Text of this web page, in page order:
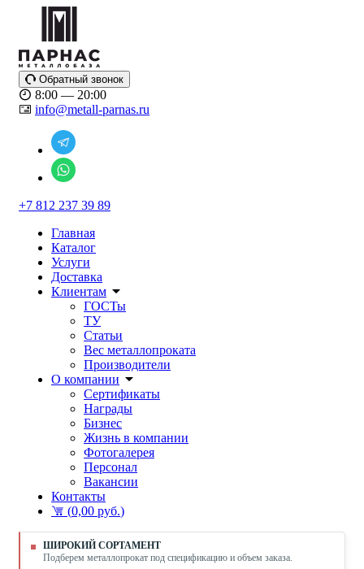
Обратный звонок
8:00 — 20:00
info@metall-parnas.ru
+7 812 237 39 89
Главная
Каталог
Услуги
Доставка
Клиентам
ГОСТы
ТУ
Статьи
Вес металлопроката
Производители
О компании
Сертификаты
Награды
Бизнес
Жизнь в компании
Фотогалерея
Персонал
Вакансии
Контакты
(0,00 руб.)
ШИРОКИЙ СОРТАМЕНТ
Подберем металлопрокат под спецификацию и объем заказа.